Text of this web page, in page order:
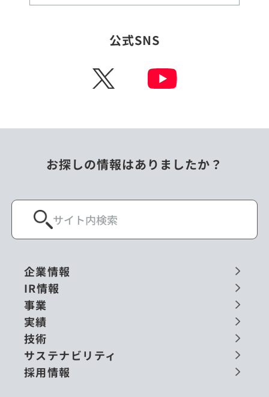
公式SNS
X
お探しの情報はありましたか？
企業情報
IR情報
事業
実績
技術
サステナビリティ
採用情報